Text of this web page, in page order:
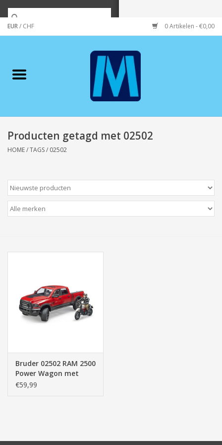
EUR/ CHF 0 Artikelen - €0,00
Merken
Wonen/koken/huishouden
Wenskaarten
Zeeuws/Streek
Elektra
Baby & Peuter
Speelgoed & hobby
Cadeau & feest
Producten getagd met 02502
HOME/TAGS/ 02502
Bruder 02502 RAM 2500
Power Wagon met
Ducati Motor en
€59,99